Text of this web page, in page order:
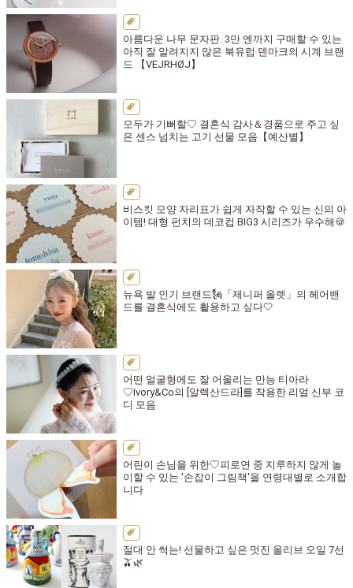
아름다운 나무 문자판. 3만 엔까지 구매할 수 있는
아직 잘 알려지지 않은 북유럽 덴마크의 시계 브랜
드 【VEJRHØJ】
모두가 기뻐할♡ 결혼식 감사＆경품으로 주고 싶
은 센스 넘치는 고기 선물 모음【예산별】
비스킷 모양 자리표가 쉽게 자작할 수 있는 신의 아
이템! 대형 펀치의 데코컵 BIG3 시리즈가 우수해🍪
뉴욕 발 인기 브랜드🗽「제니퍼 올렛」의 헤어밴
드를 결혼식에도 활용하고 싶다🤍
어떤 얼굴형에도 잘 어울리는 만능 티아라
♡Ivory&Co의 [알렉산드라]를 착용한 리얼 신부 코
디 모음
어린이 손님을 위한♡피로연 중 지루하지 않게 놀
이할 수 있는 '손잡이 그림책'을 연령대별로 소개합
니다
절대 안 썩는! 선물하고 싶은 멋진 올리브 오일 7선
🫒🌿